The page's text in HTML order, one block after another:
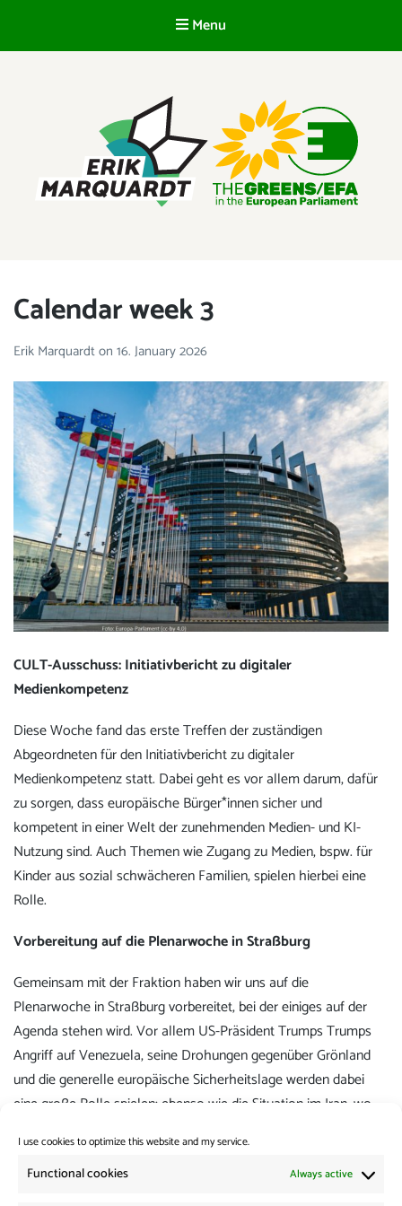
I use cookies to optimize this website and my service.
Functional cookies Always active
Menu
Calendar week 3
Erik Marquardton 16. January 2026
CULT-Ausschuss: Initiativbericht zu digitaler
Medienkompetenz
Diese Woche fand das erste Treffen der zuständigen
Abgeordneten für den Initiativbericht zu digitaler
Medienkompetenz statt. Dabei geht es vor allem darum, dafür
zu sorgen, dass europäische Bürger*innen sicher und
kompetent in einer Welt der zunehmenden Medien- und KI-
Nutzung sind. Auch Themen wie Zugang zu Medien, bspw. für
Kinder aus sozial schwächeren Familien, spielen hierbei eine
Rolle.
Vorbereitung auf die Plenarwoche in Straßburg
Gemeinsam mit der Fraktion haben wir uns auf die
Plenarwoche in Straßburg vorbereitet, bei der einiges auf der
Agenda stehen wird. Vor allem US-Präsident Trumps Trumps
Angriff auf Venezuela, seine Drohungen gegenüber Grönland
und die generelle europäische Sicherheitslage werden dabei
eine große Rolle spielen; ebenso wie die Situation im Iran, wo
Ende des Mullah-Regimes auf die Straße gehen.